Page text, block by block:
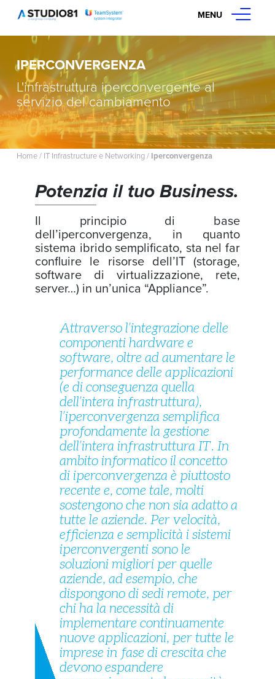
MENU
IPERCONVERGENZA
L'infrastruttura iperconvergente al
servizio del cambiamento
Home/ IT Infrastructure e Networking/ Iperconvergenza
Potenzia il tuo Business.
Il principio di base
dell’iperconvergenza, in quanto
sistema ibrido semplificato, sta nel far
confluire le risorse dell’IT (storage,
software di virtualizzazione, rete,
server…) in un’unica “Appliance”.
Attraverso l’integrazione delle
componenti hardware e
software, oltre ad aumentare le
performance delle applicazioni
(e di conseguenza quella
dell’intera infrastruttura),
l’iperconvergenza semplifica
profondamente la gestione
dell’intera infrastruttura IT. In
ambito informatico il concetto
di iperconvergenza è piuttosto
recente e, come tale, molti
sostengono che non sia adatto a
tutte le aziende. Per velocità,
efficienza e semplicità i sistemi
iperconvergenti sono le
soluzioni migliori per quelle
aziende, ad esempio, che
dispongono di sedi remote, per
chi ha la necessità di
implementare continuamente
nuove applicazioni, per tutte le
imprese in fase di crescita che
devono espandere